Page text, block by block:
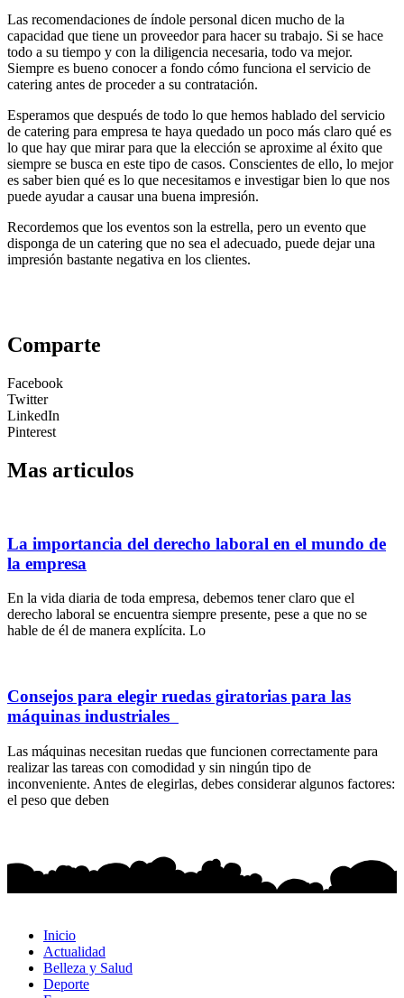
Las recomendaciones de índole personal dicen mucho de la
capacidad que tiene un proveedor para hacer su trabajo. Si se hace
todo a su tiempo y con la diligencia necesaria, todo va mejor.
Siempre es bueno conocer a fondo cómo funciona el servicio de
catering antes de proceder a su contratación.
Esperamos que después de todo lo que hemos hablado del servicio
de catering para empresa te haya quedado un poco más claro qué es
lo que hay que mirar para que la elección se aproxime al éxito que
siempre se busca en este tipo de casos. Conscientes de ello, lo mejor
es saber bien qué es lo que necesitamos e investigar bien lo que nos
puede ayudar a causar una buena impresión.
Recordemos que los eventos son la estrella, pero un evento que
disponga de un catering que no sea el adecuado, puede dejar una
impresión bastante negativa en los clientes.
Comparte
Facebook
Twitter
LinkedIn
Pinterest
Mas articulos
La importancia del derecho laboral en el mundo de
la empresa
En la vida diaria de toda empresa, debemos tener claro que el
derecho laboral se encuentra siempre presente, pese a que no se
hable de él de manera explícita. Lo
Consejos para elegir ruedas giratorias para las
máquinas industriales
Las máquinas necesitan ruedas que funcionen correctamente para
realizar las tareas con comodidad y sin ningún tipo de
inconveniente. Antes de elegirlas, debes considerar algunos factores:
el peso que deben
Inicio
Actualidad
Belleza y Salud
Deporte